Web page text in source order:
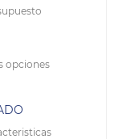
opciones